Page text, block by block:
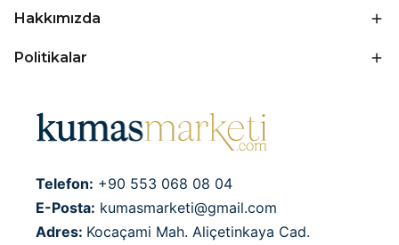
Hakkımızda
Politikalar
Telefon: +90 553 068 08 04
E-Posta: kumasmarketi@gmail.com
Adres: Kocaçami Mah. Aliçetinkaya Cad.